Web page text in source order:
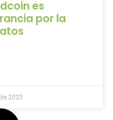
es
por la
2023